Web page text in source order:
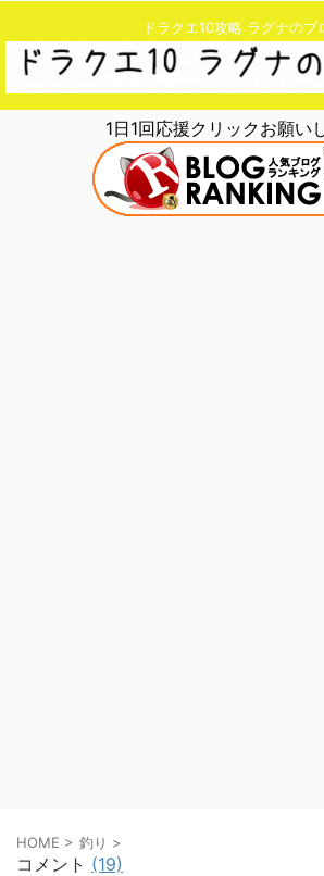
ドラクエ10攻略 ラグナのブ
1日1回応援クリックお願い
HOME > 釣り >
コメント (19)